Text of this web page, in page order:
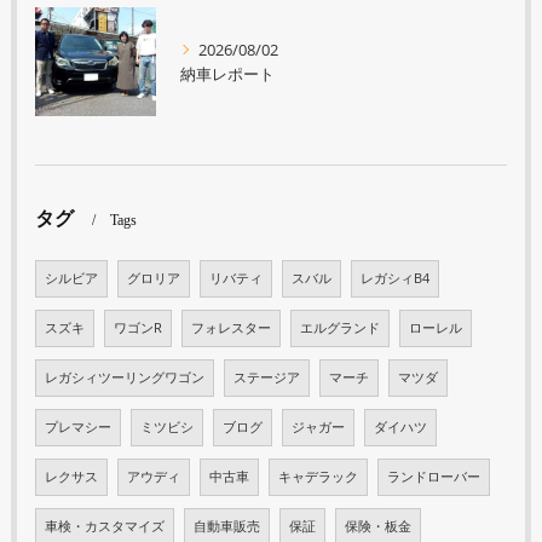
2026/08/02
納車レポート
タグ Tags
シルビア グロリア リバティ スバル レガシィB4
スズキ ワゴンR フォレスター エルグランド ローレル
レガシィツーリングワゴン ステージア マーチ マツダ
プレマシー ミツビシ ブログ ジャガー ダイハツ
レクサス アウディ 中古車 キャデラック ランドローバー
車検・カスタマイズ 自動車販売 保証 保険・板金